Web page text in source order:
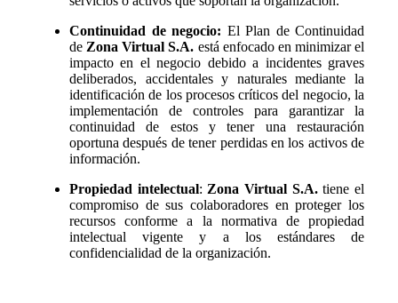
Continuidad de negocio: El Plan de Continuidad
de Zona Virtual S.A. está enfocado en minimizar el
impacto en el negocio debido a incidentes graves
deliberados, accidentales y naturales mediante la
identificación de los procesos críticos del negocio, la
implementación de controles para garantizar la
continuidad de estos y tener una restauración
oportuna después de tener perdidas en los activos de
información.
Propiedad intelectual: Zona Virtual S.A.tiene el
compromiso de sus colaboradores en proteger los
recursos conforme a la normativa de propiedad
intelectual vigente y a los estándares de
confidencialidad de la organización.